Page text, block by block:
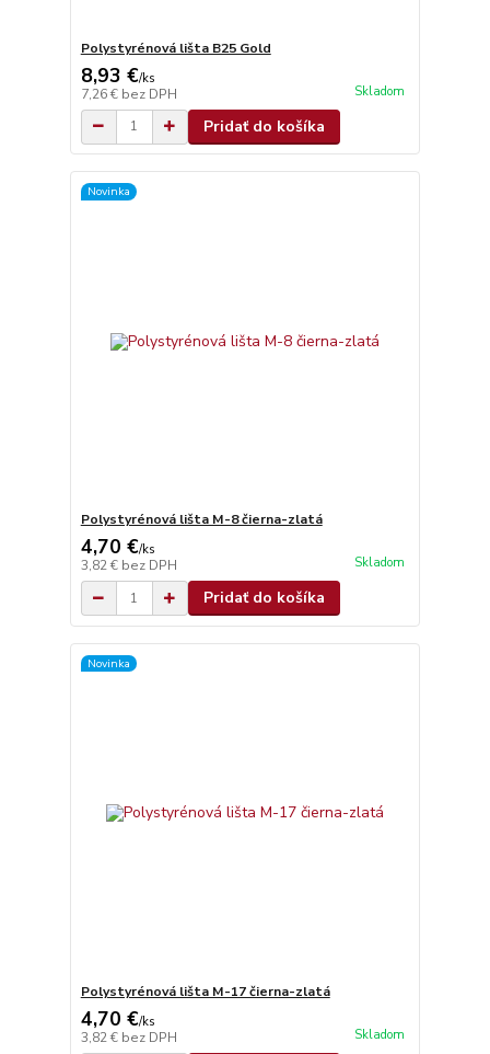
Polystyrénová lišta B25 Gold
8,93 €/ks
7,26 € bez DPH Skladom
Pridať do košíka
Novinka
Polystyrénová lišta M-8 čierna-zlatá
4,70 €/ks
3,82 € bez DPH Skladom
Pridať do košíka
Novinka
Polystyrénová lišta M-17 čierna-zlatá
4,70 €/ks
3,82 € bez DPH Skladom